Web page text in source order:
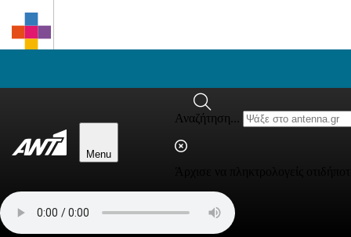
Menu
Αναζήτηση...